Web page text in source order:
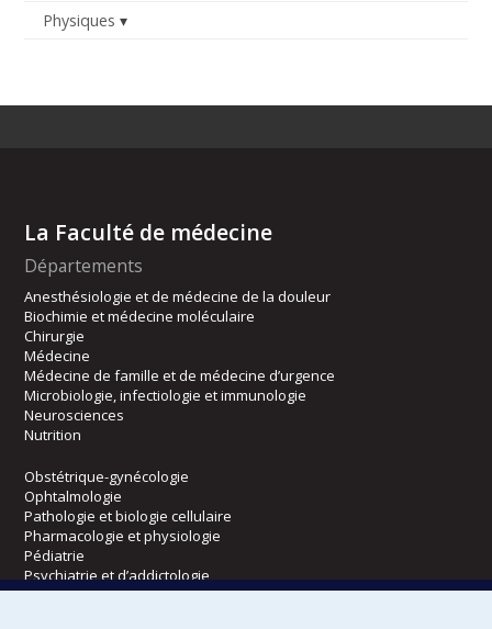
Physiques
La Faculté de médecine
Départements
Anesthésiologie et de médecine de la douleur
Biochimie et médecine moléculaire
Chirurgie
Médecine
Médecine de famille et de médecine d’urgence
Microbiologie, infectiologie et immunologie
Neurosciences
Nutrition
Obstétrique-gynécologie
Ophtalmologie
Pathologie et biologie cellulaire
Pharmacologie et physiologie
Pédiatrie
Psychiatrie et d’addictologie
Radiologie, radio-oncologie et médecine nucléaire